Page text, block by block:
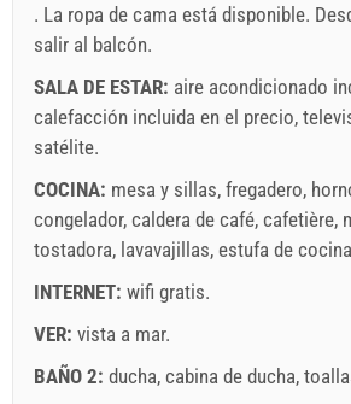
. La ropa de cama está disponible.
salir al balcón.
SALA DE ESTAR: aire acondicionado
calefacción incluida en el precio,
satélite.
COCINA: mesa y sillas, fregadero,
congelador, caldera de café, cafetière,
tostadora, lavavajillas, estufa de cocina
INTERNET: wifi gratis.
VER: vista a mar.
BAÑO 2: ducha, cabina de ducha,